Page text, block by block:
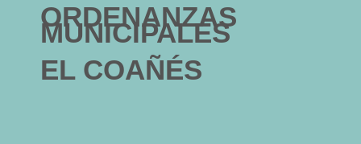
ORDENANZAS
MUNICIPALES
EL COAÑÉS